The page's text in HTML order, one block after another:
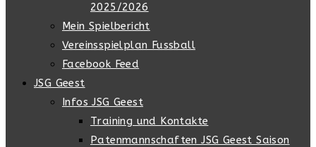
2025/2026
Mein Spielbericht
Vereinsspielplan Fussball
Facebook Feed
JSG Geest
Infos JSG Geest
Training und Kontakte
Patenmannschaften JSG Geest Saison